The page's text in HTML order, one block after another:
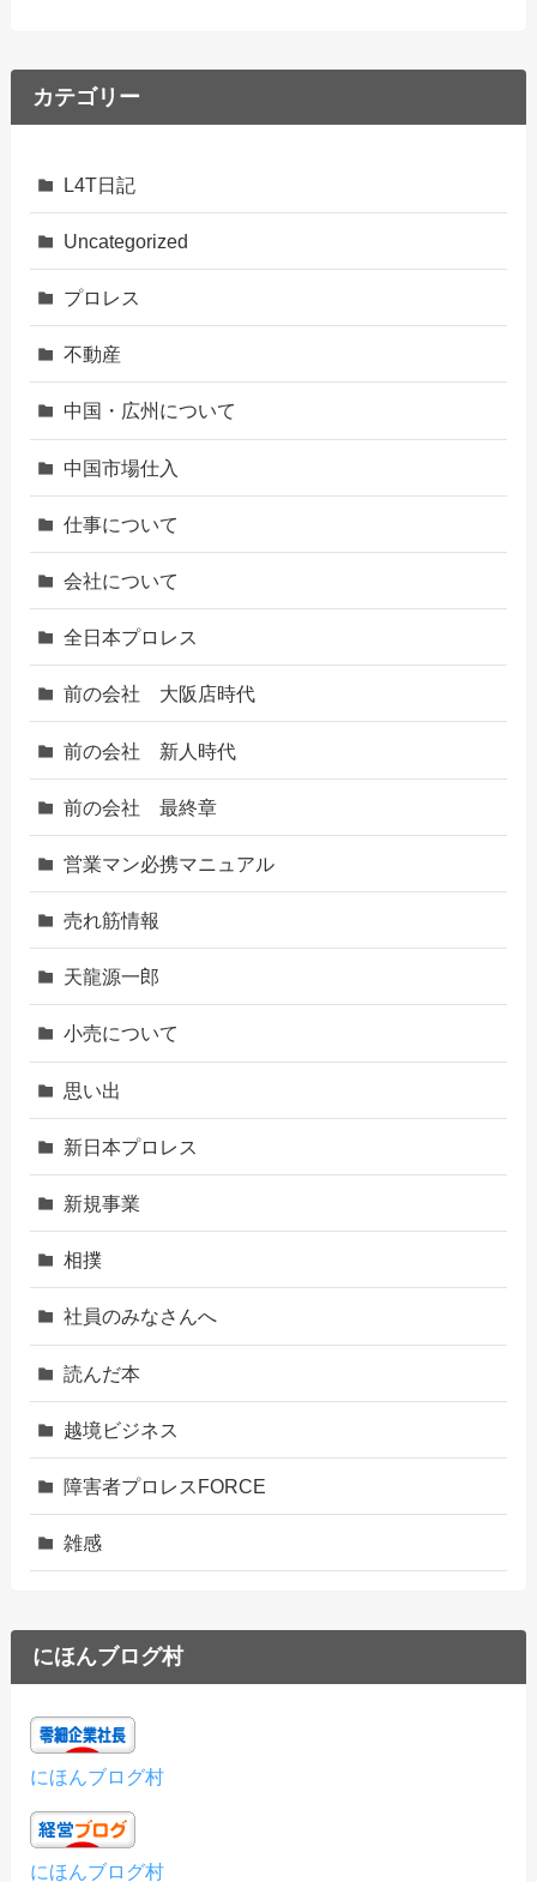
カテゴリー
L4T日記
Uncategorized
プロレス
不動産
中国・広州について
中国市場仕入
仕事について
会社について
全日本プロレス
前の会社 大阪店時代
前の会社 新人時代
前の会社 最終章
営業マン必携マニュアル
売れ筋情報
天龍源一郎
小売について
思い出
新日本プロレス
新規事業
相撲
社員のみなさんへ
読んだ本
越境ビジネス
障害者プロレスFORCE
雑感
にほんブログ村
にほんブログ村
にほんブログ村